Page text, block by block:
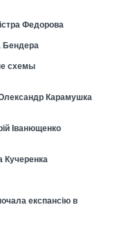
Федорова
Бендера
схемы
Олександр Карамушка
Іванющенко
Кучеренка
експансію в